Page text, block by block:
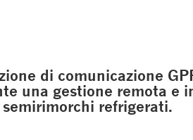
di comunicazione
una gestione remota e
refrigerati.